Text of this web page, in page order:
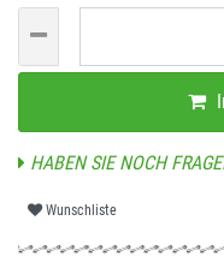
HABEN SIE NOCH
Wunschliste